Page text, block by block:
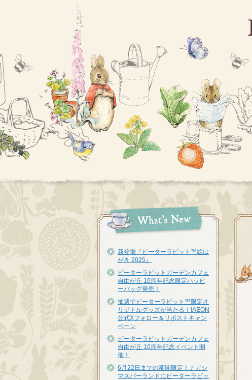
新登場『ピーターラビット™︎絵は
がき 2025』
ピーターラビットガーデンカフェ
自由が丘 10周年記念限定ハッピ
ーバッグ発売！
抽選でピーターラビット™限定オ
リジナルグッズが当たる！iAEON
公式Xフォロー＆リポストキャン
ペーン
ピーターラビットガーデンカフェ
自由が丘 10周年記念イベント開
催！
6月22日までの期間限定！ナガシ
マスパーランドにピーターラビッ